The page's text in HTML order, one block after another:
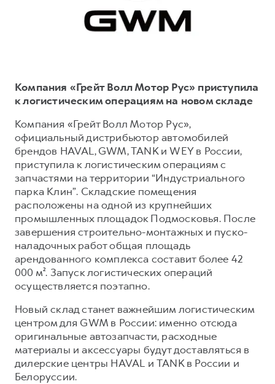
F7
от 2 899 000 ₽
F7X
POER
от 3 449 000 ₽
Кредитный калькулятор
Страхование
Кредит
КОРПОРАТИВНЫМ КЛИЕНТАМ
Для малого бизнеса
Корпоративным клиентам
Крупным корпоративным клиентам
Система управления автопарком
Сервис для корпоративных клиентов
HAVAL Лизинг
АКСЕССУАРЫ HAVAL
Автомобильные аксессуары
Коллекция CITY
СЕРВИСНОЕ ОБСЛУЖИВАНИЕ
Электронный ПТС
ПОДДЕРЖКА
GWM Безопасность
Гарантия HAVAL
Мобильное приложение GWM
Программа «HAVAL Защита+»
Руководства по эксплуатации
Подписки
АКСЕССУАРЫ HAVAL
Автомобильные аксессуары
Коллекция CITY
Коллекция Базовая
Коллекция Детская
Компания «Грейт Волл Мотор Рус» приступила
к логистическим операциям на новом складе
Компания «Грейт Волл Мотор Рус»,
официальный дистрибьютор автомобилей
брендов HAVAL, GWM, TANK и WEY в России,
приступила к логистическим операциям с
запчастями на территории “Индустриального
парка Клин”. Складские помещения
расположены на одной из крупнейших
промышленных площадок Подмосковья. После
завершения строительно-монтажных и пуско-
наладочных работ общая площадь
арендованного комплекса составит более 42
000 м². Запуск логистических операций
осуществляется поэтапно.
Новый склад станет важнейшим логистическим
центром для GWM в России: именно отсюда
оригинальные автозапчасти, расходные
материалы и аксессуары будут доставляться в
дилерские центры HAVAL и TANK в России и
Белоруссии.